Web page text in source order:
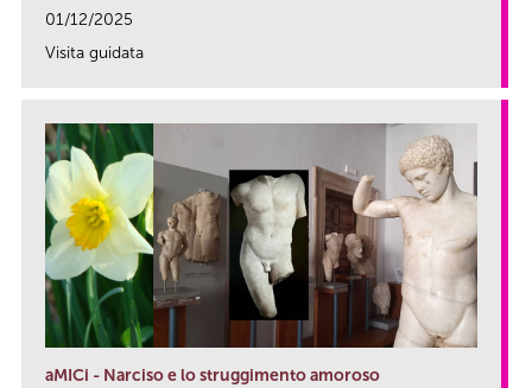
01/12/2025
Visita guidata
aMICi - Narciso e lo struggimento amoroso